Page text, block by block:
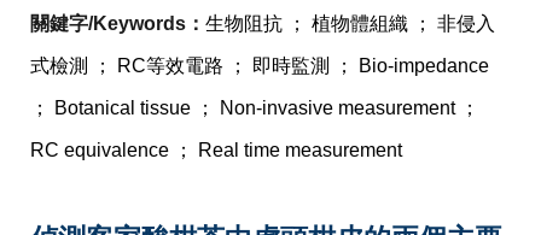
關鍵字/Keywords：生物阻抗 ； 植物體組織 ； 非侵入
式檢測 ； RC等效電路 ； 即時監測 ； Bio-impedance
； Botanical tissue ； Non-invasive measurement ；
RC equivalence ； Real time measurement